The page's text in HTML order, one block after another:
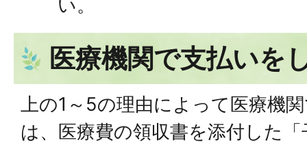
い。
医療機関で支払いを
上の1～5の理由によって医療機
は、医療費の領収書を添付した